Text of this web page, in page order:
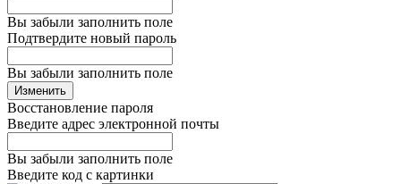
Вы забыли заполнить поле
Подтвердите новый пароль
Вы забыли заполнить поле
Изменить
Восстановление пароля
Введите адрес электронной почты
Вы забыли заполнить поле
Введите код с картинки